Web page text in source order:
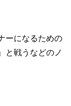
ーになるための
と戦うなどのノ